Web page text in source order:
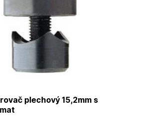
plechový 15,2mm s